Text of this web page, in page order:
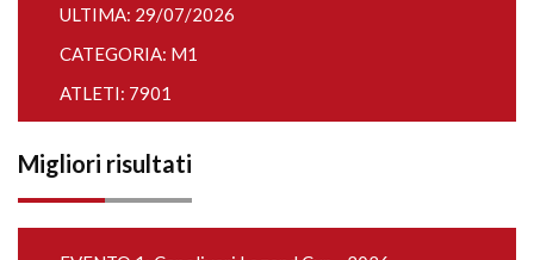
ULTIMA: 29/07/2026
CATEGORIA: M1
ATLETI: 7901
Migliori risultati